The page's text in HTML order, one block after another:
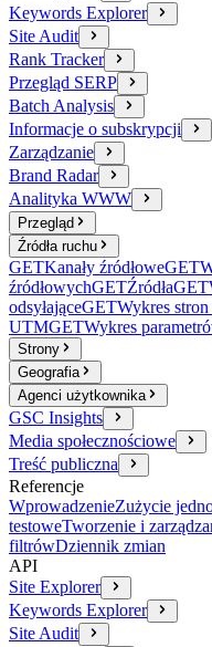
Keywords Explorer
Site Audit
Rank Tracker
Przegląd SERP
Batch Analysis
Informacje o subskrypcji
Zarządzanie
Brand Radar
Analityka WWW
Przegląd
Źródła ruchu
GETKanały źródłoweGET
źródłowychGETŹródłaGET
odsyłająceGETWykres stron
UTMGETWykres
Strony
Geografia
Agenci użytkownika
GSC Insights
Media społecznościowe
Treść publiczna
Referencje
WprowadzenieZużycie
testoweTworzenie i
filtrówDziennik zmian
API
Site Explorer
Keywords Explorer
Site Audit